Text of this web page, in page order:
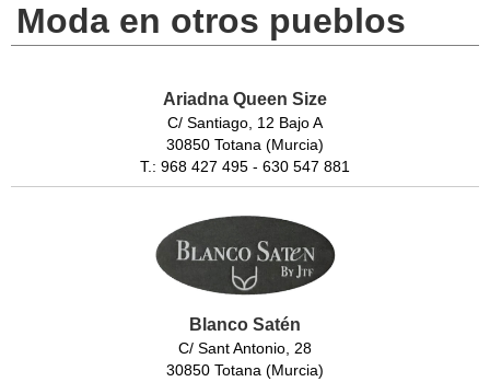
Moda en otros pueblos
Ariadna Queen Size
C/ Santiago, 12 Bajo A
30850 Totana (Murcia)
T.: 968 427 495 - 630 547 881
Blanco Satén
C/ Sant Antonio, 28
30850 Totana (Murcia)